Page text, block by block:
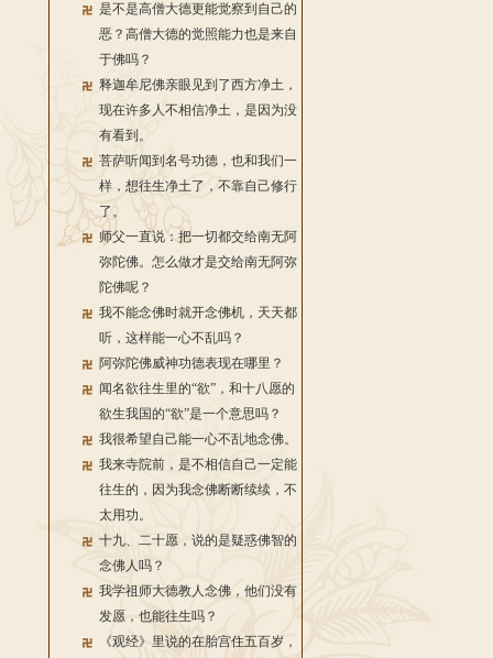
是不是高僧大德更能觉察到自己的
恶？高僧大德的觉照能力也是来自
于佛吗？
释迦牟尼佛亲眼见到了西方净土，
现在许多人不相信净土，是因为没
有看到。
菩萨听闻到名号功德，也和我们一
样，想往生净土了，不靠自己修行
了。
师父一直说：把一切都交给南无阿
弥陀佛。怎么做才是交给南无阿弥
陀佛呢？
我不能念佛时就开念佛机，天天都
听，这样能一心不乱吗？
阿弥陀佛威神功德表现在哪里？
闻名欲往生里的“欲”，和十八愿的
欲生我国的“欲”是一个意思吗？
我很希望自己能一心不乱地念佛。
我来寺院前，是不相信自己一定能
往生的，因为我念佛断断续续，不
太用功。
十九、二十愿，说的是疑惑佛智的
念佛人吗？
我学祖师大德教人念佛，他们没有
发愿，也能往生吗？
《观经》里说的在胎宫住五百岁，